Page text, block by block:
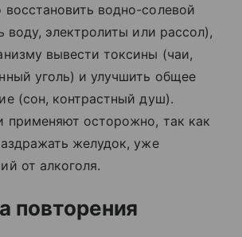
водно-солевой
воду, электролиты или рассол),
вывести токсины (чаи,
уголь) и улучшить общее
(сон, контрастный душ).
применяют осторожно, так как
желудок, уже
от алкоголя.
повторения